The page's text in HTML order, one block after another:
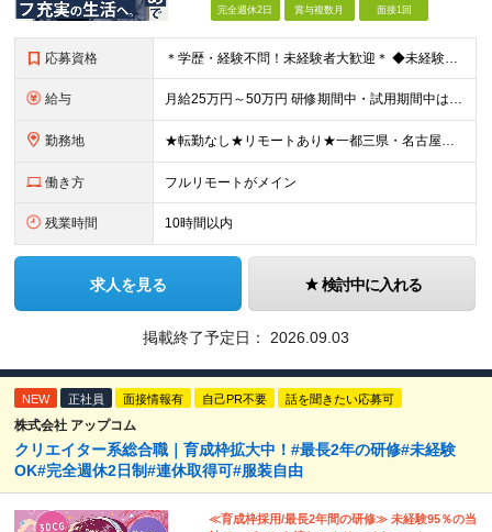
完全週休2日 賞与複数月 面接1回
応募資格 ＊学歴・経験不問！未経験者大歓迎＊ ◆未経験からWebクリエイターとして働いてみたい方 ◆第二新卒・ブランクのある方も大歓迎！ ★学歴・知識・経験は一切問いません！ ★面接は「ポートフォリオ」「実
給与 月給25万円～50万円 研修期間中・試用期間中は給与が異なります。 >>研修期間中（入社6ヶ月後）の給与 一律：月給21万円～50万円 >>試用期間中（6ヶ月）の給与 関東：月給21万円～ 関西
勤務地 ★転勤なし★リモートあり★一都三県・名古屋・関西・九州 ◎案件によって ┗完全在宅勤務（フルリモート）も可能！ ┗希望に応じて幅広い働き方やプランが選べます！ ◆本社または一都三県 （東京都・
働き方 フルリモートがメイン
残業時間 10時間以内
求人を見る 検討中に入れる
掲載終了予定日： 2026.09.03
NEW 正社員 面接情報有 自己PR不要 話を聞きたい応募可
株式会社 アップコム
クリエイター系総合職｜育成枠拡大中！#最長2年の研修#未経験
OK#完全週休2日制#連休取得可#服装自由
≪育成枠採用/最長2年間の研修≫ 未経験95％の当